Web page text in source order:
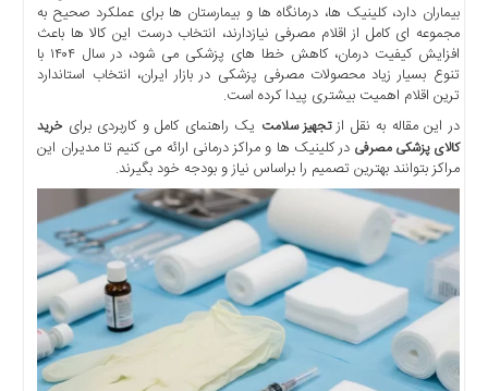
اخبار
اقتصادی
اخبار
جدید
اخبار
حوادث
اخبار
اخبار
فرهنگی
منوی
اصلی
صفحه
اصلی
بیماران دارد، کلینیک ها، درمانگاه ها و بیمارستان ها برای عملکرد صحیح به
مجموعه ای کامل از اقلام مصرفی نیازدارند، انتخاب درست این کالا ها باعث
افزایش کیفیت درمان، کاهش خطا های پزشکی می شود، در سال ۱۴۰۴ با
تنوع بسیار زیاد محصولات مصرفی پزشکی در بازار ایران، انتخاب استاندارد
ترین اقلام اهمیت بیشتری پیدا کرده است.
در این مقاله به نقل ازتجهیز سلامت یک راهنمای کامل و کاربردی برای خرید
کالای پزشکی مصرفی در کلینیک ها و مراکز درمانی ارائه می کنیم تا مدیران این
مراکز بتوانند بهترین تصمیم را براساس نیاز و بودجه خود بگیرند.